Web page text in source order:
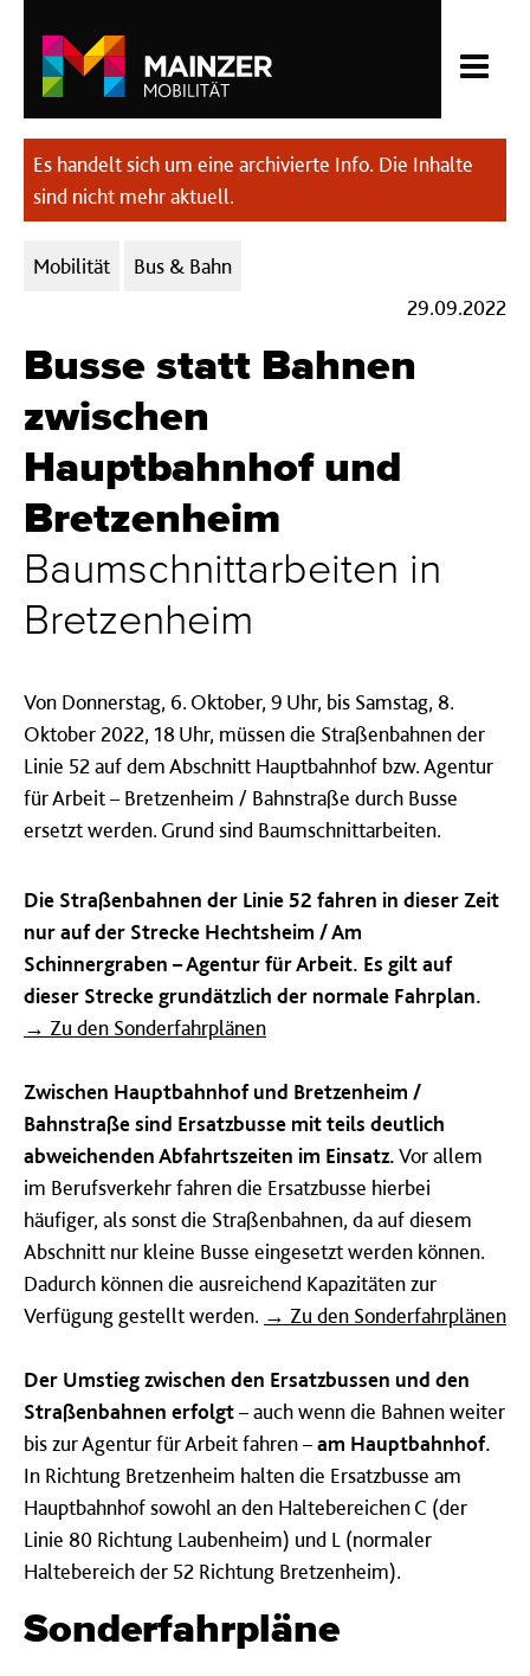
Es handelt sich um eine archivierte Info. Die Inhalte
sind nicht mehr aktuell.
Kategorien:
Mobilität
Bus & Bahn
29.09.2022
Busse statt Bahnen
zwischen
Hauptbahnhof und
Bretzenheim
Baumschnittarbeiten in
Bretzenheim
Von Donnerstag, 6. Oktober, 9 Uhr, bis Samstag, 8.
Oktober 2022, 18 Uhr, müssen die Straßenbahnen der
Linie 52 auf dem Abschnitt Hauptbahnhof bzw. Agentur
für Arbeit – Bretzenheim / Bahnstraße durch Busse
ersetzt werden. Grund sind Baumschnittarbeiten.
Die Straßenbahnen der Linie 52 fahren in dieser Zeit
nur auf der Strecke Hechtsheim / Am
Schinnergraben – Agentur für Arbeit. Es gilt auf
dieser Strecke grundätzlich der normale Fahrplan.
→ Zu den Sonderfahrplänen
Zwischen Hauptbahnhof und Bretzenheim /
Bahnstraße sind Ersatzbusse mit teils deutlich
abweichenden Abfahrtszeiten im Einsatz.Vor allem
im Berufsverkehr fahren die Ersatzbusse hierbei
häufiger, als sonst die Straßenbahnen, da auf diesem
Abschnitt nur kleine Busse eingesetzt werden können.
Dadurch können die ausreichend Kapazitäten zur
Verfügung gestellt werden. → Zu den Sonderfahrplänen
Der Umstieg zwischen den Ersatzbussen und den
Straßenbahnen erfolgt– auch wenn die Bahnen weiter
bis zur Agentur für Arbeit fahren –am Hauptbahnhof.
In Richtung Bretzenheim halten die Ersatzbusse am
Hauptbahnhof sowohl an den Haltebereichen C (der
Linie 80 Richtung Laubenheim) und L (normaler
Haltebereich der 52 Richtung Bretzenheim).
Sonderfahrpläne